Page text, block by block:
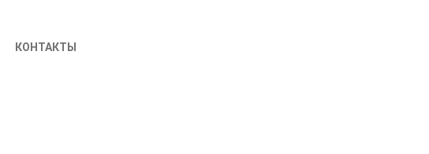
КОНТАКТЫ